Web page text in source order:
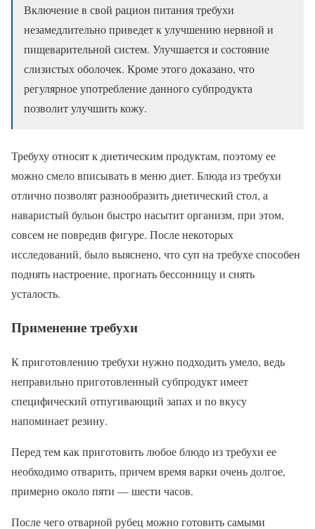
Включение в свой рацион питания требухи
незамедлительно приведет к улучшению нервной и
пищеварительной систем. Улучшается и состояние
слизистых оболочек. Кроме этого доказано, что
регулярное употребление данного субпродукта
позволит улучшить кожу.
Требуху относят к диетическим продуктам, поэтому ее
можно смело вписывать в меню диет. Блюда из требухи
отлично позволят разнообразить диетический стол, а
наваристый бульон быстро насытит организм, при этом,
совсем не повредив фигуре. После некоторых
исследований, было выяснено, что суп на требухе способен
поднять настроение, прогнать бессонницу и снять
усталость.
Применение требухи
К приготовлению требухи нужно подходить умело, ведь
неправильно приготовленный субпродукт имеет
специфический отпугивающий запах и по вкусу
напоминает резину.
Перед тем как приготовить любое блюдо из требухи ее
необходимо отварить, причем время варки очень долгое,
примерно около пяти — шести часов.
После чего отварной рубец можно готовить самыми